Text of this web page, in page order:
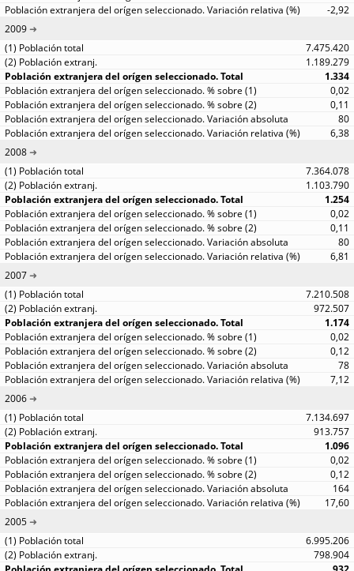
-2,92
2009
7.475.420
1.189.279
1.334
0,02
0,11
80
6,38
2008
7.364.078
1.103.790
1.254
0,02
0,11
80
6,81
2007
7.210.508
972.507
1.174
0,02
0,12
78
7,12
2006
7.134.697
913.757
1.096
0,02
0,12
164
17,60
2005
6.995.206
798.904